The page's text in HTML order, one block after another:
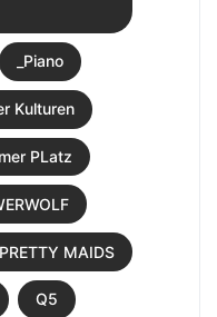
_Piano
Kulturen
PLatz
PRETTY MAIDS
Q5